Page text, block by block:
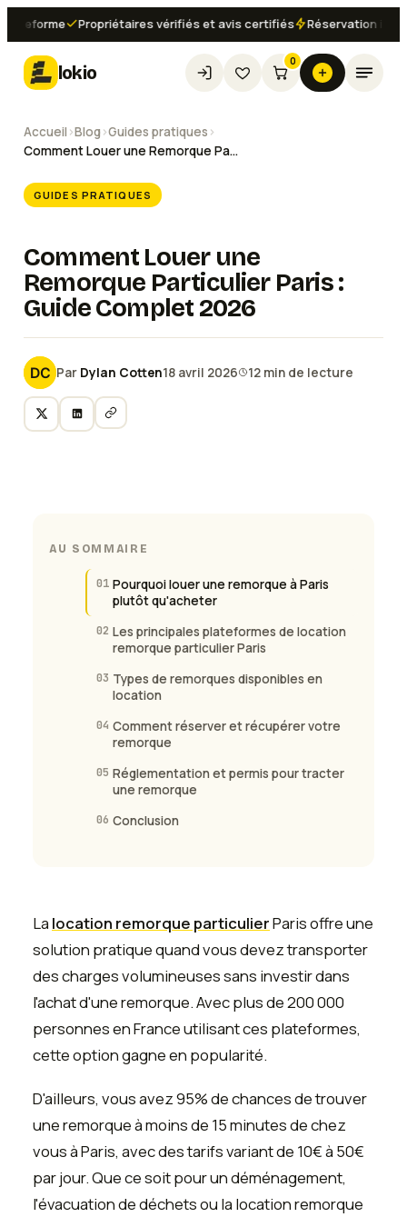
Propriétaires vérifiés et avis certifiés Réservation
lokio
0
Accueil ›Blog›Guides pratiques ›
Comment Louer une Remorque Particulier Paris : Guide Complet 2026
GUIDES PRATIQUES
Comment Louer une
Remorque Particulier Paris :
Guide Complet 2026
Par Dylan Cotten18 avril 2026 12 min de lecture
AU SOMMAIRE
01 Pourquoi louer une remorque à Paris
plutôt qu'acheter
02 Les principales plateformes de location
remorque particulier Paris
03 Types de remorques disponibles en
location
04 Comment réserver et récupérer votre
remorque
05 Réglementation et permis pour tracter
une remorque
06 Conclusion
La location remorque particulierParis offre une
solution pratique quand vous devez transporter
des charges volumineuses sans investir dans
l'achat d'une remorque. Avec plus de 200 000
personnes en France utilisant ces plateformes,
cette option gagne en popularité.
D'ailleurs, vous avez 95% de chances de trouver
une remorque à moins de 15 minutes de chez
vous à Paris, avec des tarifs variant de 10€ à 50€
par jour. Que ce soit pour un déménagement,
l'évacuation de déchets ou la location remorque